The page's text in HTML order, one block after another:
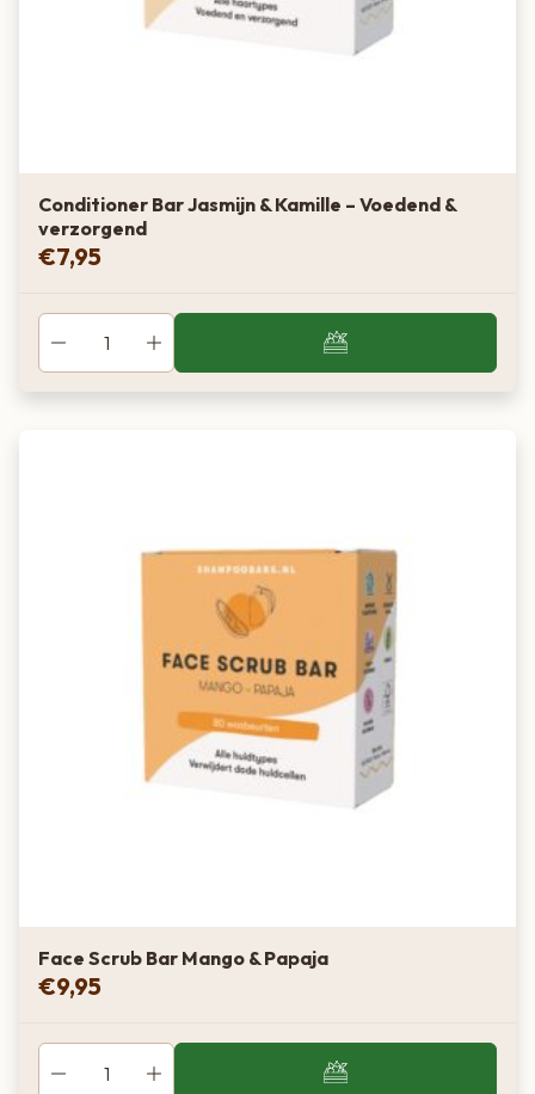
Conditioner Bar Jasmijn & Kamille – Voedend &
verzorgend
€7,95
Face Scrub Bar Mango & Papaja
€9,95